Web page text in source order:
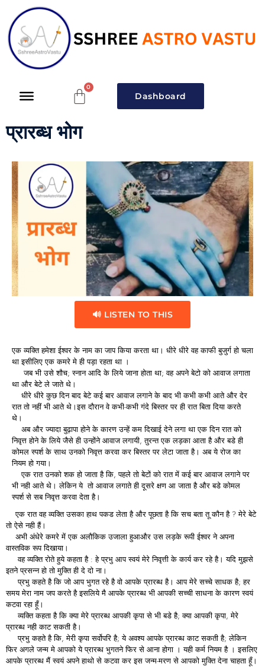
Dashboard
प्रारब्ध भोग
🔊 LISTEN TO THIS
एक व्यक्ति हमेशा ईश्वर के नाम का जाप किया करता था। धीरे धीरे वह काफी बुजुर्ग हो चला
था इसीलिए एक कमरे मे ही पड़ा रहता था ।
जब भी उसे शौच; स्नान आदि के लिये जाना होता था; वह अपने बेटो को आवाज लगाता
था और बेटे ले जाते थे।
धीरे धीरे कुछ दिन बाद बेटे कई बार आवाज लगाने के बाद भी कभी कभी आते और देर
रात तो नहीं भी आते थे।इस दौरान वे कभी-कभी गंदे बिस्तर पर ही रात बिता दिया करते
थे।
अब और ज्यादा बुढ़ापा होने के कारण उन्हें कम दिखाई देने लगा था एक दिन रात को
निवृत्त होने के लिये जैसे ही उन्होंने आवाज लगायी, तुरन्त एक लड़का आता है और बडे ही
कोमल स्पर्श के साथ उनको निवृत्त करवा कर बिस्तर पर लेटा जाता है। अब ये रोज का
नियम हो गया।
एक रात उनको शक हो जाता है कि, पहले तो बेटों को रात में कई बार आवाज लगाने पर
भी नही आते थे। लेकिन ये तो आवाज लगाते ही दूसरे क्षण आ जाता है और बडे कोमल
स्पर्श से सब निवृत्त करवा देता है।
एक रात वह व्यक्ति उसका हाथ पकड लेता है और पूछता है कि सच बता तू कौन है ? मेरे बेटे
तो ऐसे नही हैं।
अभी अंधेरे कमरे में एक अलौकिक उजाला हुआऔर उस लड़के रूपी ईश्वर ने अपना
वास्तविक रूप दिखाया।
वह व्यक्ति रोते हुये कहता है : हे प्रभु आप स्वयं मेरे निवृत्ती के कार्य कर रहे है। यदि मुझसे
इतने प्रसन्न हो तो मुक्ति ही दे दो ना।
प्रभु कहते है कि जो आप भुगत रहे है वो आपके प्रारब्ध है। आप मेरे सच्चे साधक है; हर
समय मेरा नाम जप करते है इसलिये मै आपके प्रारब्ध भी आपकी सच्ची साधना के कारण स्वयं
कटवा रहा हूँ।
व्यक्ति कहता है कि क्या मेरे प्रारब्ध आपकी कृपा से भी बडे है; क्या आपकी कृपा, मेरे
प्रारब्ध नही काट सकती है।
प्रभु कहते है कि, मेरी कृपा सर्वोपरि है; ये अवश्य आपके प्रारब्ध काट सकती है; लेकिन
फिर अगले जन्म मे आपको ये प्रारब्ध भुगतने फिर से आना होगा । यही कर्म नियम है । इसलिए
आपके प्रारब्ध मैं स्वयं अपने हाथो से कटवा कर इस जन्म-मरण से आपको मुक्ति देना चाहता हूँ।